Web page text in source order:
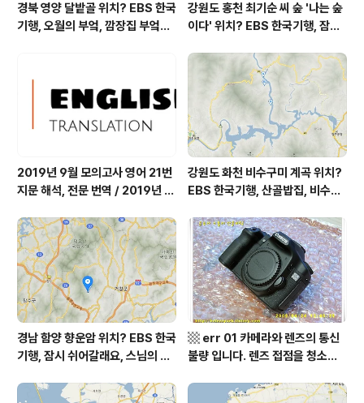
경북 영양 달밭골 위치? EBS 한국
기행, 오월의 부엌, 깜장집 부엌은
한 곳, 영양읍 상원리. KBS 인간극
장 임분노미 할머니
강원도 홍천 최기순 씨 숲 '나는 숲
이다' 위치? EBS 한국기행, 잠시
군 최기순 씨 캠핑장 펜션 어디? /
강원도 홍천군 가볼 만한 곳, (구)
까르돈, kbs 인간극장
2019년 9월 모의고사 영어 21번
지문 해석, 전문 번역 / 2019년 9
역, 평가원 2019년 고3 9월 영어
영역 외국어영역 전문 해석, Engli
sh to Korean translation
강원도 화천 비수구미 계곡 위치?
EBS 한국기행, 산골밥집, 비수구
부 화천군 비수구미 낙타민박 어
디? / 강원도 화천군 가볼 만한 곳
비수구미 마을, 파로호
경남 함양 향운암 위치? EBS 한국
기행, 잠시 쉬어갈래요, 스님의 어
상남도 함양군 가볼 만한 곳, 용추
▩ err 01 카메라와 렌즈의 통신
불량 입니다. 렌즈 접점을 청소하